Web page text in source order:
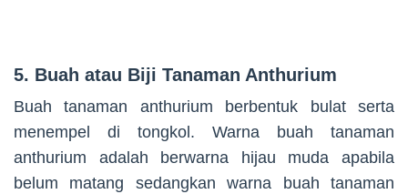
5. Buah atau Biji Tanaman Anthurium
Buah tanaman anthurium berbentuk bulat serta
menempel di tongkol. Warna buah tanaman
anthurium adalah berwarna hijau muda apabila
belum matang sedangkan warna buah tanaman